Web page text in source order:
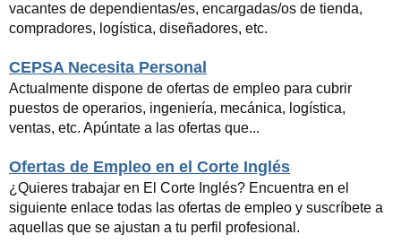
vacantes de dependientas/es, encargadas/os de tienda,
compradores, logística, diseñadores, etc.
CEPSA Necesita Personal
Actualmente dispone de ofertas de empleo para cubrir
puestos de operarios, ingeniería, mecánica, logística,
ventas, etc. Apúntate a las ofertas que...
Ofertas de Empleo en el Corte Inglés
¿Quieres trabajar en El Corte Inglés? Encuentra en el
siguiente enlace todas las ofertas de empleo y suscríbete a
aquellas que se ajustan a tu perfil profesional.